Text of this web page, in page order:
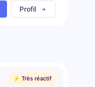
Profil
⚡️ Très réactif